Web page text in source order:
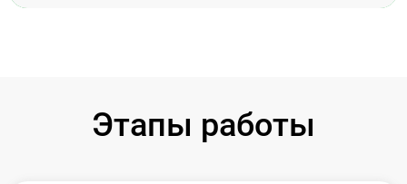
Этапы работы